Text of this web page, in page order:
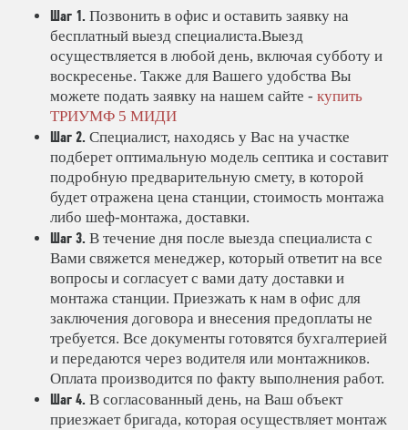
Шаг 1. Позвонить в офис и оставить заявку на
бесплатный выезд специалиста.Выезд
осуществляется в любой день, включая субботу и
воскресенье. Также для Вашего удобства Вы
можете подать заявку на нашем сайте - купить
ТРИУМФ 5 МИДИ
Шаг 2. Специалист, находясь у Вас на участке
подберет оптимальную модель септика и составит
подробную предварительную смету, в которой
будет отражена цена станции, стоимость монтажа
либо шеф-монтажа, доставки.
Шаг 3. В течение дня после выезда специалиста с
Вами свяжется менеджер, который ответит на все
вопросы и согласует с вами дату доставки и
монтажа станции. Приезжать к нам в офис для
заключения договора и внесения предоплаты не
требуется. Все документы готовятся бухгалтерией
и передаются через водителя или монтажников.
Оплата производится по факту выполнения работ.
Шаг 4. В согласованный день, на Ваш объект
приезжает бригада, которая осуществляет монтаж